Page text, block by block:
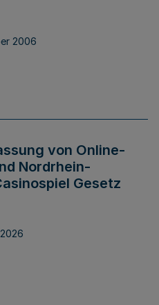
2006
von Online-
Nordrhein-
Gesetz